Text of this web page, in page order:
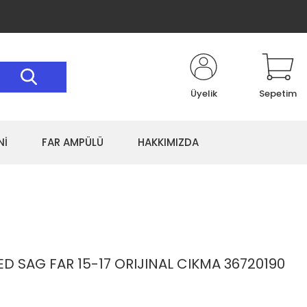
Üyelik Sepetim
FAR AMPÜLÜ HAKKIMIZDA
SAG FAR 15-17 ORIJINAL CIKMA 36720190